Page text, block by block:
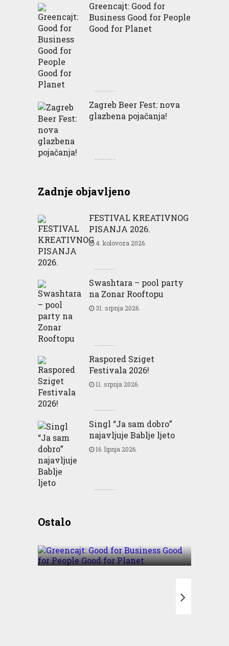
Greencajt: Good for
Business Good for People
Good for Planet
Zagreb Beer Fest: nova
glazbena pojačanja!
Zadnje objavljeno
FESTIVAL KREATIVNOG
PISANJA 2026.
4. kolovoza 2026.
Swashtara – pool party
na Zonar Rooftopu
31. srpnja 2026.
Raspored Sziget
Festivala 2026!
11. srpnja 2026.
Singl “Ja sam dobro”
najavljuje Bablje ljeto
16. lipnja 2026.
OstaloBusiness Good for People